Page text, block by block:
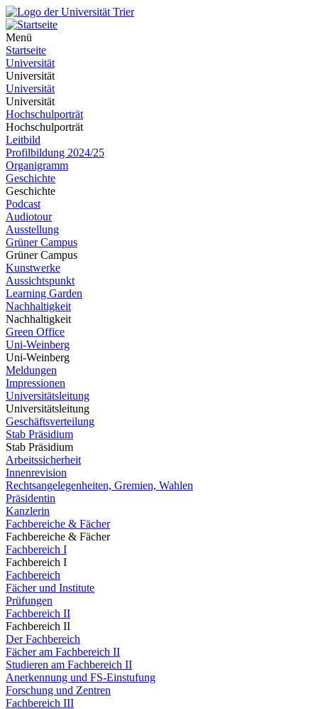
Menü
Startseite
Universität
Universität
Universität
Universität
Hochschulporträt
Hochschulporträt
Leitbild
Profilbildung 2024/25
Organigramm
Geschichte
Geschichte
Podcast
Audiotour
Ausstellung
Grüner Campus
Grüner Campus
Kunstwerke
Aussichtspunkt
Learning Garden
Nachhaltigkeit
Nachhaltigkeit
Green Office
Uni-Weinberg
Uni-Weinberg
Meldungen
Impressionen
Universitätsleitung
Universitätsleitung
Geschäftsverteilung
Stab Präsidium
Stab Präsidium
Arbeitssicherheit
Innenrevision
Rechtsangelegenheiten, Gremien, Wahlen
Präsidentin
Kanzlerin
Fachbereiche & Fächer
Fachbereiche & Fächer
Fachbereich I
Fachbereich I
Fachbereich
Fächer und Institute
Prüfungen
Fachbereich II
Fachbereich II
Der Fachbereich
Fächer am Fachbereich II
Studieren am Fachbereich II
Anerkennung und FS-Einstufung
Forschung und Zentren
Fachbereich III